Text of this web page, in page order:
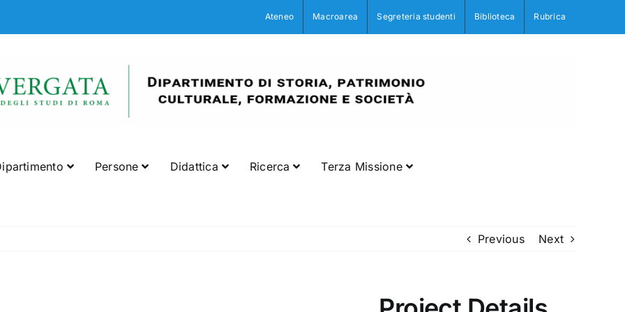
Ateneo Macroarea Segreteria studenti Biblioteca Rubrica
Persone Didattica Ricerca Terza Missione
Previous Next